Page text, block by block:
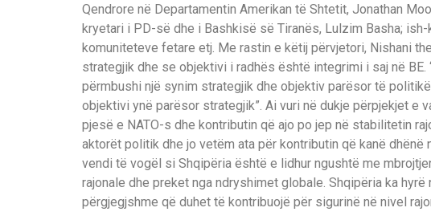
Qendrore në Departamentin Amerikan të Shtetit, Jonathan
kryetari i PD-së dhe i Bashkisë së Tiranës, Lulzim Basha;
komuniteteve fetare etj. Me rastin e këtij përvjetori, Nishani
strategjik dhe se objektivi i radhës është integrimi i saj në BE.
përmbushi një synim strategjik dhe objektiv parësor të
objektivi ynë parësor strategjik”. Ai vuri në dukje përpjekjet e
pjesë e NATO-s dhe kontributin që ajo po jep në stabilitetin
aktorët politik dhe jo vetëm ata për kontributin që kanë dhënë
vendi të vogël si Shqipëria është e lidhur ngushtë me
rajonale dhe preket nga ndryshimet globale. Shqipëria ka
përgjegjshme që duhet të kontribuojë për sigurinë në nivel